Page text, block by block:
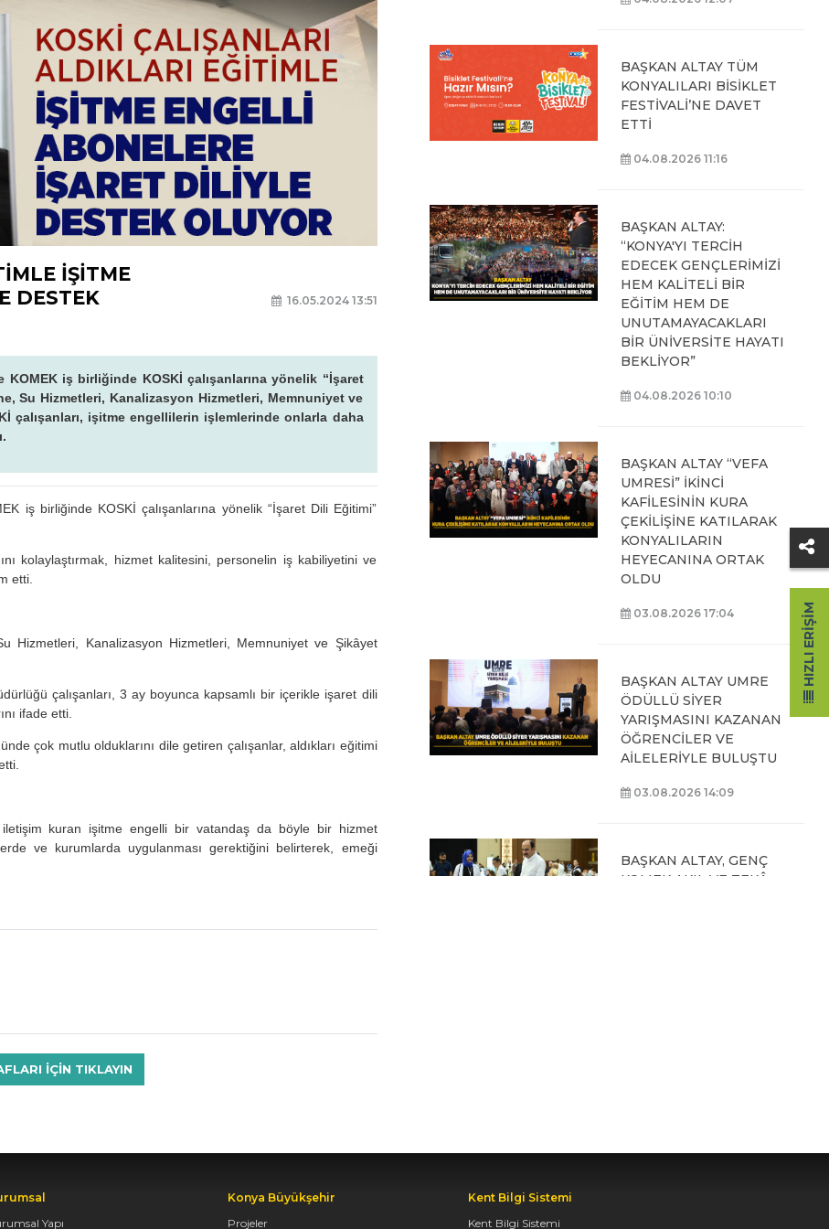
İŞİTME
DESTEK
16.05.2024 13:51
iş birliğinde KOSKİ çalışanlarına yönelik “İşaret
Su Hizmetleri, Kanalizasyon Hizmetleri, Memnuniyet ve
çalışanları, işitme engellilerin işlemlerinde onlarla daha
iş birliğinde KOSKİ çalışanlarına yönelik “İşaret Dili Eğitimi”
kolaylaştırmak, hizmet kalitesini, personelin iş kabiliyetini ve
etti.
Hizmetleri, Kanalizasyon Hizmetleri, Memnuniyet ve Şikâyet
çalışanları, 3 ay boyunca kapsamlı bir içerikle işaret dili
ifade etti.
çok mutlu olduklarını dile getiren çalışanlar, aldıkları eğitimi
iletişim kuran işitme engelli bir vatandaş da böyle bir hizmet
ve kurumlarda uygulanması gerektiğini belirterek, emeği
IÇIN TIKLAYIN
BAŞKAN ALTAY TÜM
KONYALILARI BİSİKLET
FESTİVALİ’NE DAVET
ETTİ
04.08.2026 11:16
BAŞKAN ALTAY:
“KONYA'YI TERCİH
EDECEK GENÇLERİMİZİ
HEM KALİTELİ BİR
EĞİTİM HEM DE
UNUTAMAYACAKLARI
BİR ÜNİVERSİTE HAYATI
BEKLİYOR”
04.08.2026 10:10
BAŞKAN ALTAY “VEFA
UMRESİ” İKİNCİ
KAFİLESİNİN KURA
ÇEKİLİŞİNE KATILARAK
KONYALILARIN
HEYECANINA ORTAK
OLDU
03.08.2026 17:04
BAŞKAN ALTAY UMRE
ÖDÜLLÜ SİYER
YARIŞMASINI KAZANAN
ÖĞRENCİLER VE
AİLELERİYLE BULUŞTU
03.08.2026 14:09
BAŞKAN ALTAY, GENÇ
KOMEK AKIL VE ZEKÂ
BULUNDU
Yapı
Konya Büyükşehir
Projeler
Kent Bilgi Sistemi
Kent Bilgi Sistemi
HIZLI ERIŞIM